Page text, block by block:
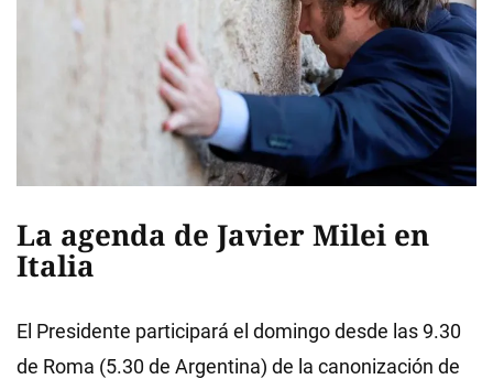
La agenda de Javier Milei en
Italia
El Presidente participará el domingo desde las 9.30
de Roma (5.30 de Argentina) de la canonización de